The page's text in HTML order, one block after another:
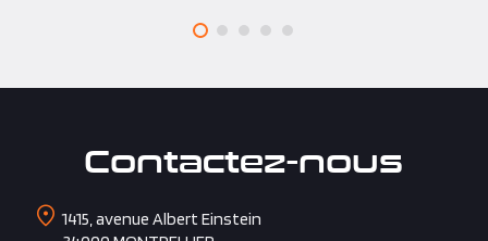
Contactez-nous
1415, avenue Albert Einstein